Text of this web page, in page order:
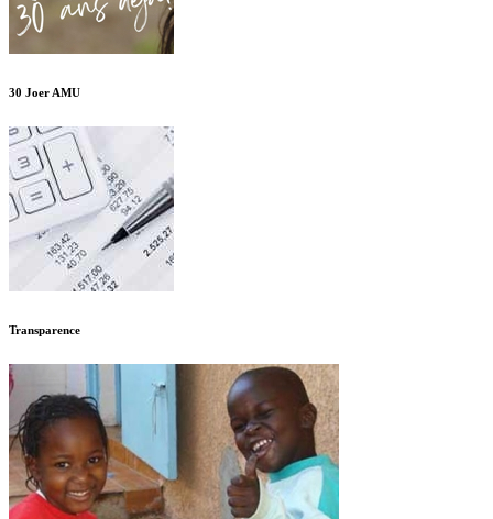
30 Joer AMU
Transparence